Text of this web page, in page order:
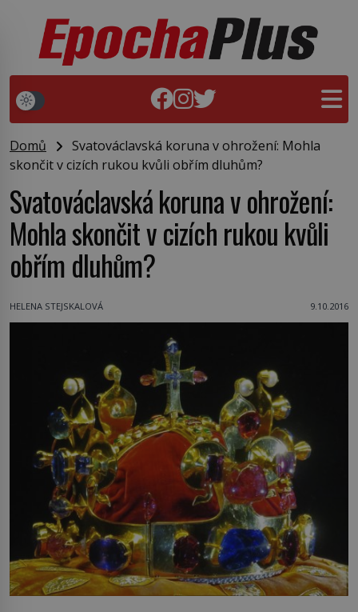
Domů
Svatováclavská koruna v ohrožení: Mohla
skončit v cizích rukou kvůli obřím dluhům?
Svatováclavská koruna v ohrožení:
Mohla skončit v cizích rukou kvůli
obřím dluhům?
HELENA STEJSKALOVÁ 9.10.2016